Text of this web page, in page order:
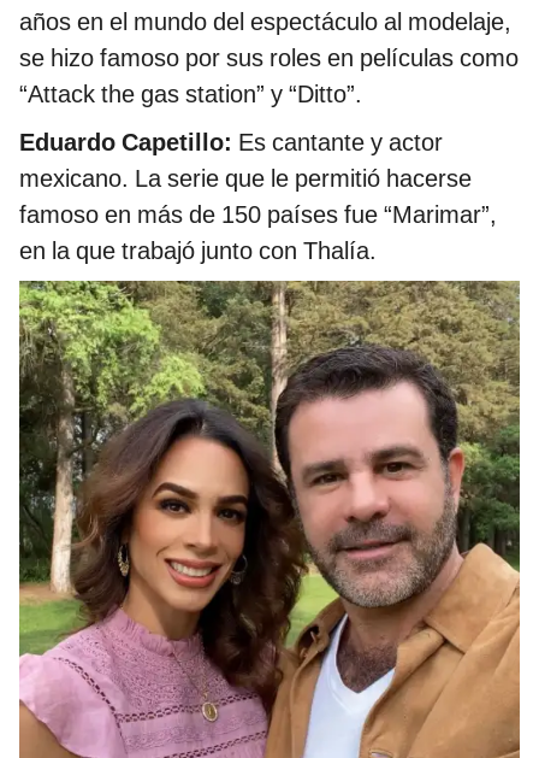
años en el mundo del espectáculo al modelaje,
se hizo famoso por sus roles en películas como
“Attack the gas station” y “Ditto”.
Eduardo Capetillo: Es cantante y actor
mexicano. La serie que le permitió hacerse
famoso en más de 150 países fue “Marimar”,
en la que trabajó junto con Thalía.